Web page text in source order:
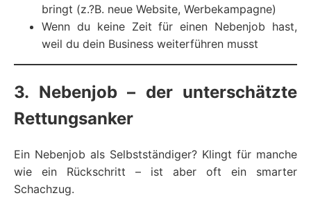
bringt (z.?B. neue Website, Werbekampagne)
Wenn du keine Zeit für einen Nebenjob hast,
weil du dein Business weiterführen musst
3. Nebenjob – der unterschätzte
Rettungsanker
Ein Nebenjob als Selbstständiger? Klingt für manche
wie ein Rückschritt – ist aber oft ein smarter
Schachzug.